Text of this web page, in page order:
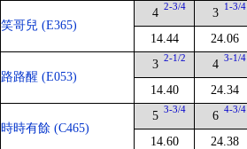
笑哥兒 (E365)
4 2-3/4
14.44
3 1-3/4
24.06
路路醒 (E053)
3 2-1/2
14.40
4 3-1/4
24.34
時時有餘 (C465)
5 3-3/4
14.60
6 4-3/4
24.38